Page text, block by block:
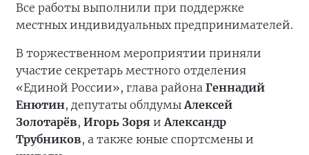
Все работы выполнили при поддержке
местных индивидуальных предпринимателей.
В торжественном мероприятии приняли
участие секретарь местного отделения
«Единой России», глава района Геннадий
Енютин, депутаты облдумыАлексей
Золотарёв, Игорь Зоря иАлександр
Трубников, а также юные спортсмены и